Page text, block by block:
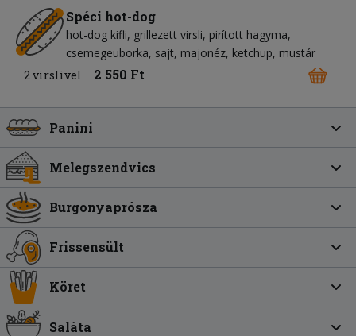
Spéci hot-dog
hot-dog kifli grillezett virsli pirított hagyma
csemegeuborka sajt majonéz ketchup mustár
2 virslivel
2 550 Ft
Panini
Melegszendvics
Burgonyaprósza
Frissensült
Köret
Saláta